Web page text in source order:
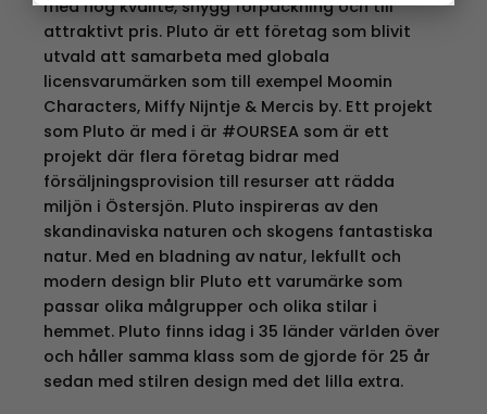
med hög kvalité, snygg förpackning och till
attraktivt pris. Pluto är ett företag som blivit
utvald att samarbeta med globala
licensvarumärken som till exempel Moomin
Characters, Miffy Nijntje & Mercis by. Ett projekt
som Pluto är med i är #OURSEA som är ett
projekt där flera företag bidrar med
försäljningsprovision till resurser att rädda
miljön i Östersjön. Pluto inspireras av den
skandinaviska naturen och skogens fantastiska
natur. Med en bladning av natur, lekfullt och
modern design blir Pluto ett varumärke som
passar olika målgrupper och olika stilar i
hemmet. Pluto finns idag i 35 länder världen över
och håller samma klass som de gjorde för 25 år
sedan med stilren design med det lilla extra.